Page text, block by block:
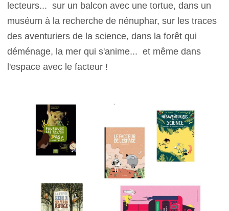
lecteurs... sur un balcon avec une tortue, dans un
muséum à la recherche de nénuphar, sur les traces
des aventuriers de la science, dans la forêt qui
déménage, la mer qui s'anime... et même dans
l'espace avec le facteur !